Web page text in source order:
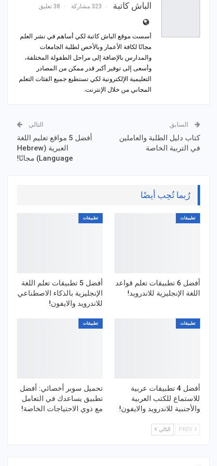
الباش كاتبة 323 مشاركة 38 تعليق
أسست موقع الباش كاتبة لكي أساهم في نشر العلم
مجانًا لكافة الأعمار وبالأخص لطلبة الجامعات
والمدارس بالإضافة إلى مراحل الطفولة المختلفة،
وأسعى إلى توفير أكبر قدر ممكن من المصادر
التعليمية الإلكترونية لكي تستطيع جميع الفئات التعلم
المجاني من خلال الإنترنت.
السابق
كتاب دليل الطلبة والعاملين
في التربية الخاصة
التالي
أفضل 5 مواقع تعليم اللغة
العبرية (Hebrew
Language) مجانًا!
رُبما تُحِب أيضًا
تطبيقات
أفضل 6 تطبيقات تعلم قواعد
اللغة الإنجليزية للاندرويد!
تطبيقات
أفضل 5 تطبيقات تعلم اللغة
الإنجليزية بالذكاء الاصطناعي
للاندرويد والايفون!
تطبيقات
أفضل 4 تطبيقات عربية
للاستماع للكتب العربية
والأجنبية للاندرويد والايفون!
تطبيقات
تحميل سوبر أخصائي: أفضل
تطبيق يساعدك في التعامل
مع ذوي الاحتياجات الخاصة!
التالي